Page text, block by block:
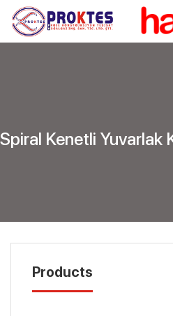
Spiral Kenetli Yuvarlak
Products